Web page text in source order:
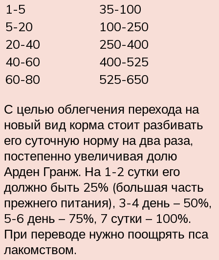
1-5
35-100
5-20
100-250
20-40
250-400
40-60
400-525
60-80
525-650
С целью облегчения перехода на
новый вид корма стоит разбивать
его суточную норму на два раза,
постепенно увеличивая долю
Арден Гранж. На 1-2 сутки его
должно быть 25% (большая часть
прежнего питания), 3-4 день – 50%,
5-6 день – 75%, 7 сутки – 100%.
При переводе нужно поощрять пса
лакомством.